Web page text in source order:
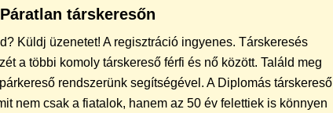
társkeresőn
Küldj üzenetet! A regisztráció ingyenes. Társkeresés
a többi komoly társkereső férfi és nő között. Találd meg
rendszerünk segítségével. A Diplomás társkereső
nem csak a fiatalok, hanem az 50 év felettiek is könnyen